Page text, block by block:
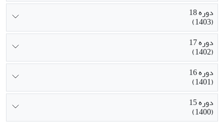
دوره 18
(1403)
دوره 17
(1402)
دوره 16
(1401)
دوره 15
(1400)